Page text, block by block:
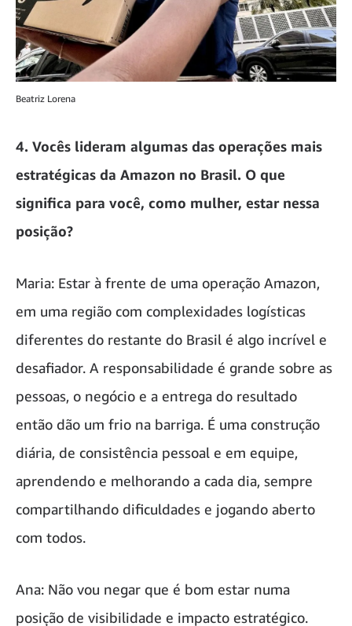
Beatriz Lorena
4. Vocês lideram algumas das operações mais
estratégicas da Amazon no Brasil. O que
significa para você, como mulher, estar nessa
posição?
Maria: Estar à frente de uma operação Amazon,
em uma região com complexidades logísticas
diferentes do restante do Brasil é algo incrível e
desafiador. A responsabilidade é grande sobre as
pessoas, o negócio e a entrega do resultado
então dão um frio na barriga. É uma construção
diária, de consistência pessoal e em equipe,
aprendendo e melhorando a cada dia, sempre
compartilhando dificuldades e jogando aberto
com todos.
Ana: Não vou negar que é bom estar numa
posição de visibilidade e impacto estratégico.